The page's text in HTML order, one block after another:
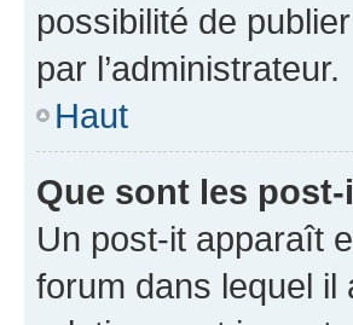
possibilité de
par l’administrateur.
Haut
Que sont les
Un post-it apparaît
forum dans lequel il